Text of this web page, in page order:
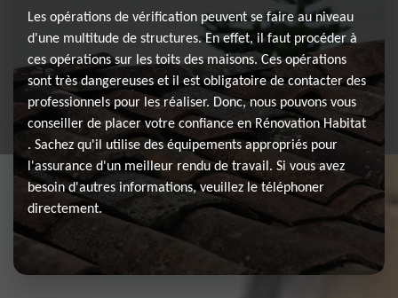
Les opérations de vérification peuvent se faire au niveau
d'une multitude de structures. En effet, il faut procéder à
ces opérations sur les toits des maisons. Ces opérations
sont très dangereuses et il est obligatoire de contacter des
professionnels pour les réaliser. Donc, nous pouvons vous
conseiller de placer votre confiance en Rénovation Habitat
. Sachez qu'il utilise des équipements appropriés pour
l'assurance d'un meilleur rendu de travail. Si vous avez
besoin d'autres informations, veuillez le téléphoner
directement.